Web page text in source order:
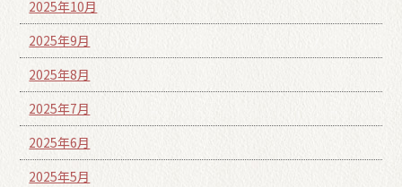
2025年10月
2025年9月
2025年8月
2025年7月
2025年6月
2025年5月